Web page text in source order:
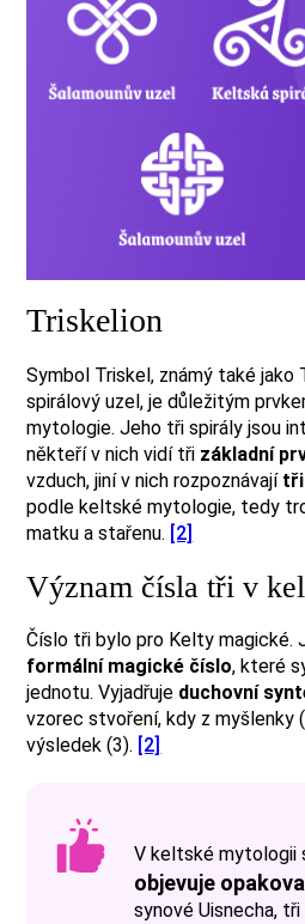
Triskelion
Symbol Triskel, známý také
spirálový uzel, je důležitým
mytologie. Jeho tři spirály jsou
někteří v nich vidí tři základní
vzduch, jiní v nich rozpoznávají tři
podle keltské mytologie, tedy
matku a stařenu. [2]
Význam čísla tři v
Číslo tři bylo pro Kelty magické.
formální magické číslo, které
jednotu. Vyjadřuje duchovní
vzorec stvoření, kdy z myšlenky
výsledek (3). [2]
V keltské mytologii
objevuje
synové Uisnecha,